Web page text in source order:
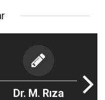
Dr. M. Rıza